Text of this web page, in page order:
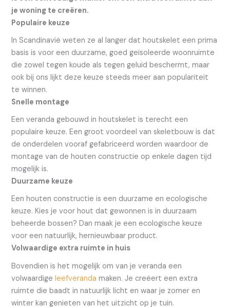
je woning te creëren.
Populaire keuze
In Scandinavië weten ze al langer dat houtskelet een prima
basis is voor een duurzame, goed geïsoleerde woonruimte
die zowel tegen koude als tegen geluid beschermt, maar
ook bij ons lijkt deze keuze steeds meer aan populariteit
te winnen.
Snelle montage
Een veranda gebouwd in houtskelet is terecht een
populaire keuze. Een groot voordeel van skeletbouw is dat
de onderdelen vooraf gefabriceerd worden waardoor de
montage van de houten constructie op enkele dagen tijd
mogelijk is.
Duurzame keuze
Een houten constructie is een duurzame en ecologische
keuze. Kies je voor hout dat gewonnen is in duurzaam
beheerde bossen? Dan maak je een ecologische keuze
voor een natuurlijk, hernieuwbaar product.
Volwaardige extra ruimte in huis
Bovendien is het mogelijk om van je veranda een
volwaardigeleefveranda maken. Je creëert een extra
ruimte die baadt in natuurlijk licht en waar je zomer en
winter kan genieten van het uitzicht op je tuin.